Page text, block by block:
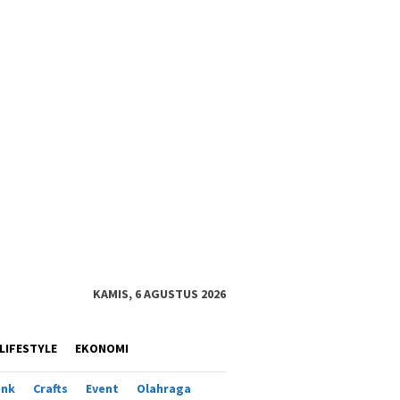
KAMIS, 6 AGUSTUS 2026
LIFESTYLE EKONOMI
Crafts Event Olahraga